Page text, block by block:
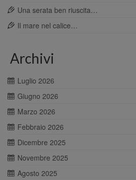
Una serata ben riuscita…
Il mare nel calice…
Archivi
Luglio 2026
Giugno 2026
Marzo 2026
Febbraio 2026
Dicembre 2025
Novembre 2025
Agosto 2025